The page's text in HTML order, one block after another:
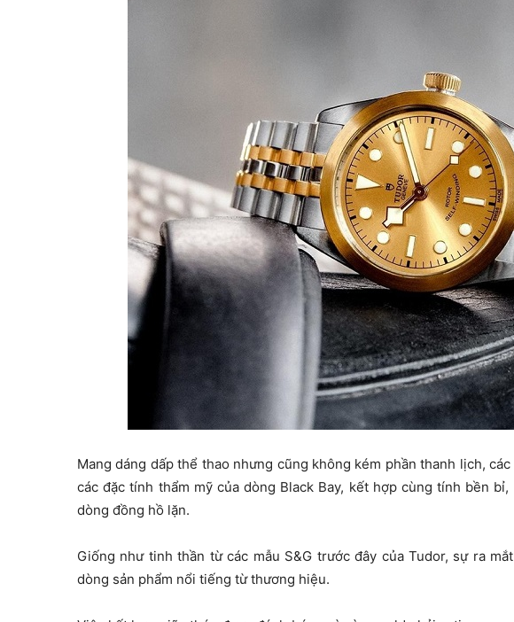
Mang dáng dấp thể thao nhưng cũng không kém phần thanh lịch,
các đặc tính thẩm mỹ của dòng Black Bay, kết hợp cùng tính bền
dòng đồng hồ lặn.
Giống như tinh thần từ các mẫu S&G trước đây của Tudor, sự ra
dòng sản phẩm nổi tiếng từ thương hiệu.